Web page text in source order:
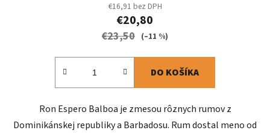
€16,91 bez DPH
€20,80
€23,50 (–11 %)
DO KOŠÍKA
Ron Espero Balboa je zmesou rôznych rumov z
Dominikánskej republiky a Barbadosu. Rum dostal meno od